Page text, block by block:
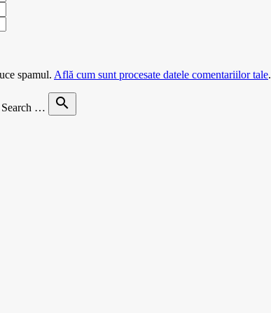
spamul. Află cum sunt procesate datele comentariilor tale.
Search … search